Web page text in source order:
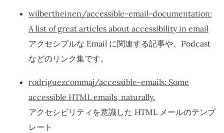
wilbertheinen/accessible-email-documentation:
A list of great articles about accessibility in email
アクセシブルな Email に関連する記事や、Podcast
などのリンク集です。
rodriguezcommaj/accessible-emails: Some
accessible HTML emails, naturally.
アクセシビリティを意識した HTML メールのテンプ
レート